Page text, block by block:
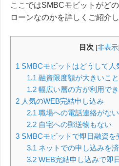
ここではSMBCモビットがど
ローンなのかを詳しくご紹介し
目次 [非表示]
1 SMBCモビットはどうして人
1.1 融資限度額が大きいこ
1.2幅広い層の方が利用で
2 人気のWEB完結申し込み
2.1 職場への電話連絡がない
2.2自宅への郵送物もない
3 SMBCモビットで即日融資を
3.1 ネットでの申し込みを
3.2WEB完結申し込みで即